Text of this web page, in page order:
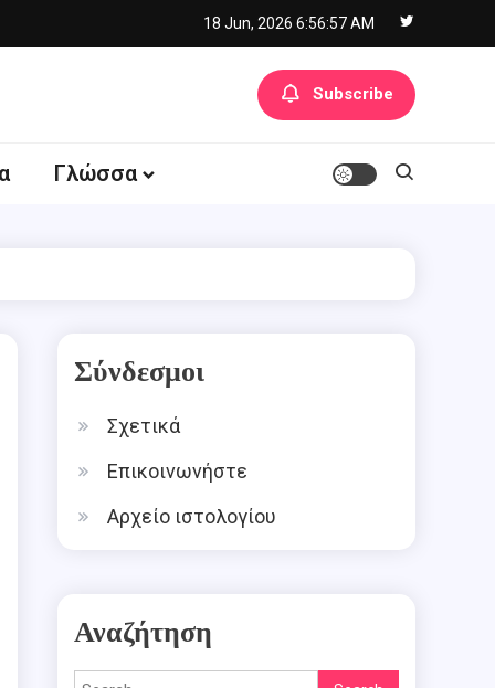
18 Jun, 2026 6:56:57 AM
Subscribe
Γλώσσα
Σύνδεσμοι
Σχετικά
Επικοινωνήστε
Αρχείο ιστολογίου
Αναζήτηση
Search